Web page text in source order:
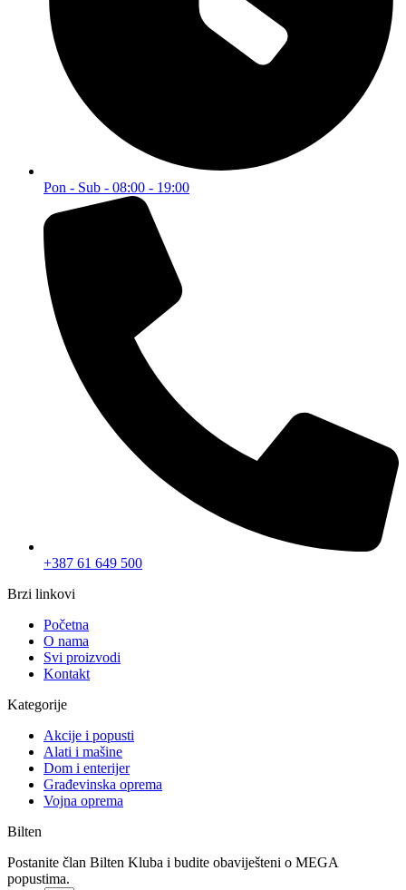
Pon - Sub - 08:00 - 19:00
+387 61 649 500
Brzi linkovi
Početna
O nama
Svi proizvodi
Kontakt
Kategorije
Akcije i popusti
Alati i mašine
Dom i enterijer
Građevinska oprema
Vojna oprema
Bilten
Postanite član Bilten Kluba i budite obaviješteni o MEGA
popustima.